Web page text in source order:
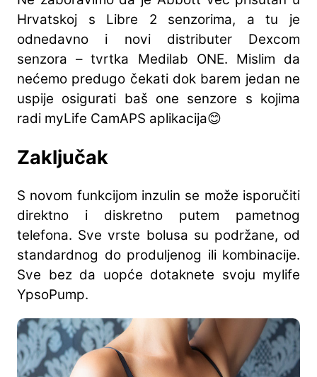
Hrvatskoj s Libre 2 senzorima, a tu je
odnedavno i novi distributer Dexcom
senzora – tvrtka Medilab ONE. Mislim da
nećemo predugo čekati dok barem jedan ne
uspije osigurati baš one senzore s kojima
radi myLife CamAPS aplikacija😊
Zaključak
S novom funkcijom inzulin se može isporučiti
direktno i diskretno putem pametnog
telefona. Sve vrste bolusa su podržane, od
standardnog do produljenog ili kombinacije.
Sve bez da uopće dotaknete svoju mylife
YpsoPump.